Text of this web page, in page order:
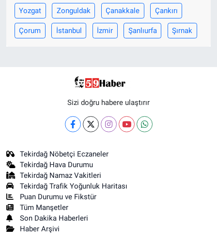
Yozgat Zonguldak Çanakkale Çankırı
Çorum İstanbul İzmir Şanlıurfa Şırnak
Sizi doğru habere ulaştırır
Tekirdağ Nöbetçi Eczaneler
Tekirdağ Hava Durumu
Tekirdağ Namaz Vakitleri
Tekirdağ Trafik Yoğunluk Haritası
Puan Durumu ve Fikstür
Tüm Manşetler
Son Dakika Haberleri
Haber Arşivi